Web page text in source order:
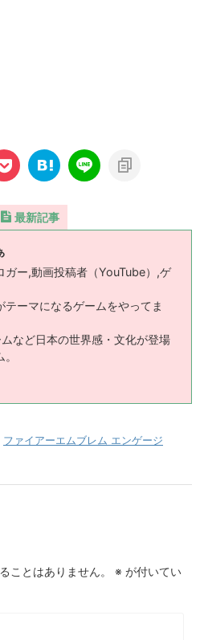
最新記事
ガー,動画投稿者（YouTube）,ゲ
テーマになるゲームをやってま
など日本の世界感・文化が登場
ファイアーエムブレム エンゲージ
ことはありません。 ※ が付いてい